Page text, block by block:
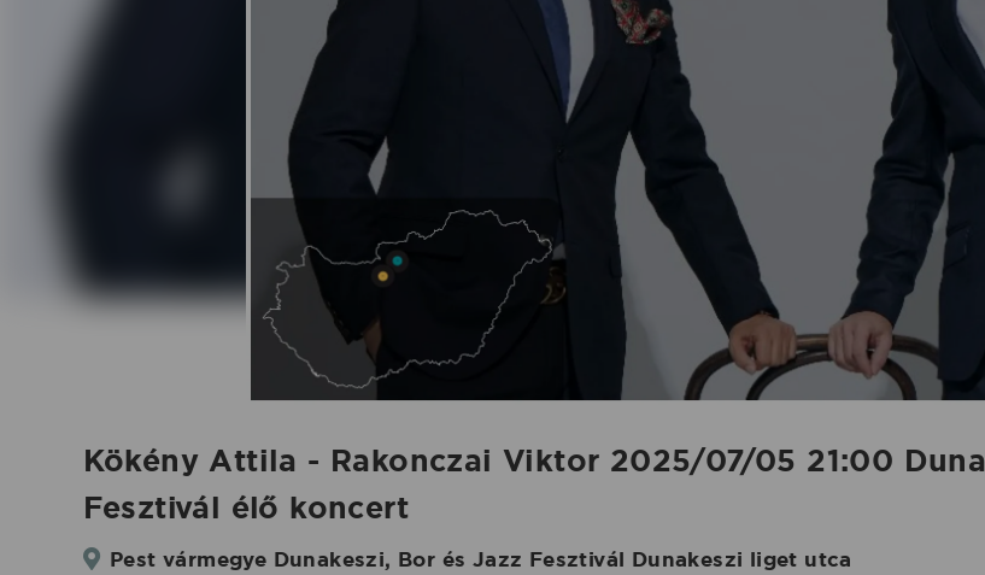
Jazz
Fesztivál
koncert
Koncertbooking
Kökény Attila - Rakonczai Viktor 2025/07/05 21:00
Fesztivál élő koncert
Pest vármegye Dunakeszi, Bor és Jazz Fesztivál Dunakeszi liget utca